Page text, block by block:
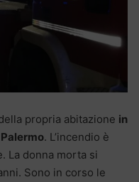
propria abitazione in
. L’incendio è
La donna morta si
Sono in corso le